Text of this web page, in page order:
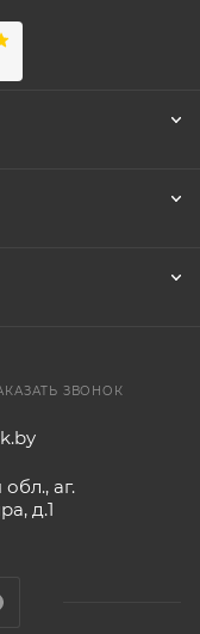
ЗВОНОК
аг.
д.1